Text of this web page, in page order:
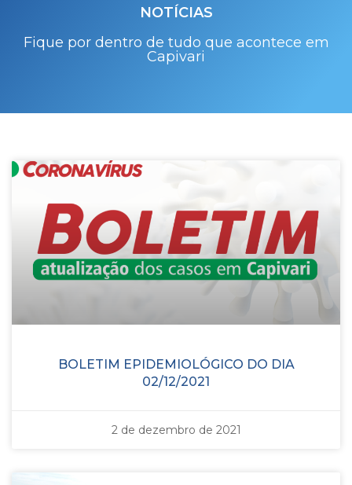
NOTÍCIAS
Fique por dentro de tudo que acontece em
Capivari
BOLETIM EPIDEMIOLÓGICO DO DIA
02/12/2021
2 de dezembro de 2021